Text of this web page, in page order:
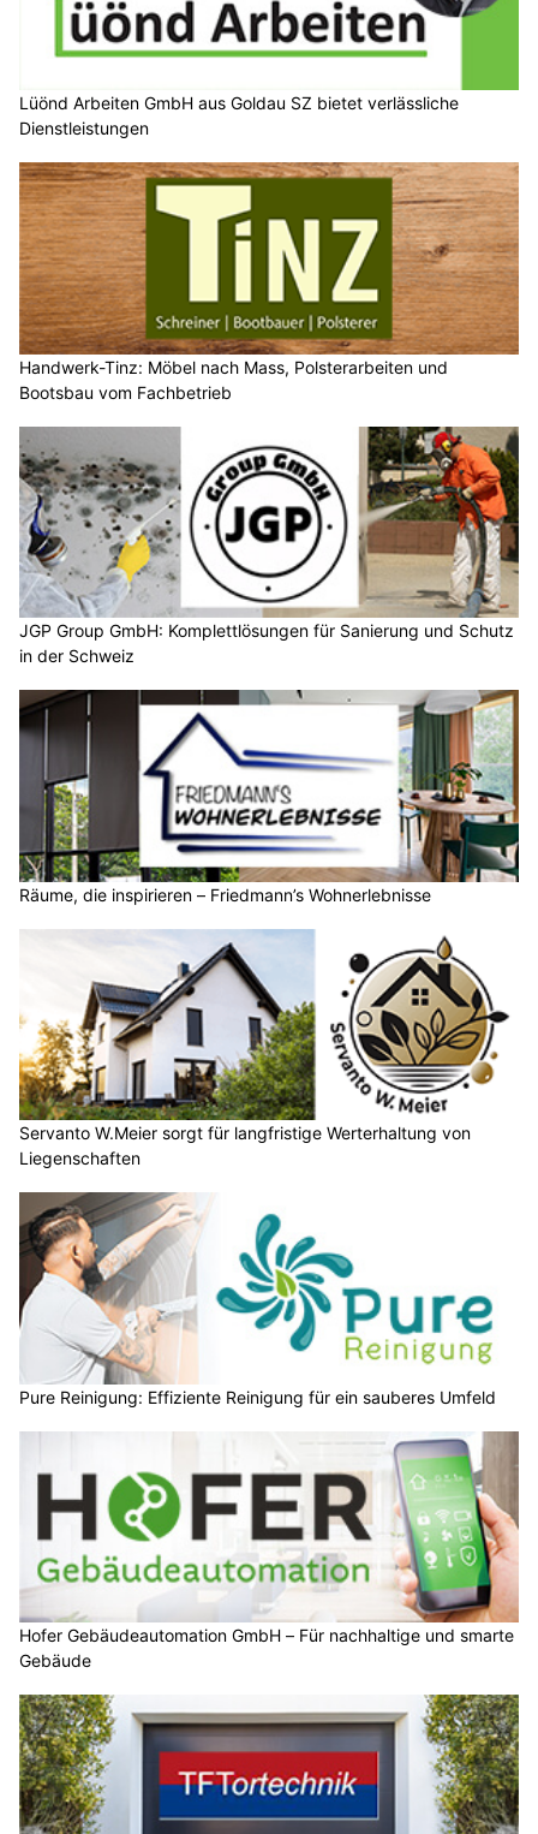
Lüönd Arbeiten GmbH aus Goldau SZ bietet verlässliche
Dienstleistungen
Handwerk-Tinz: Möbel nach Mass, Polsterarbeiten und
Bootsbau vom Fachbetrieb
JGP Group GmbH: Komplettlösungen für Sanierung und Schutz
in der Schweiz
Räume, die inspirieren – Friedmann’s Wohnerlebnisse
Servanto W.Meier sorgt für langfristige Werterhaltung von
Liegenschaften
Pure Reinigung: Effiziente Reinigung für ein sauberes Umfeld
Hofer Gebäudeautomation GmbH – Für nachhaltige und smarte
Gebäude